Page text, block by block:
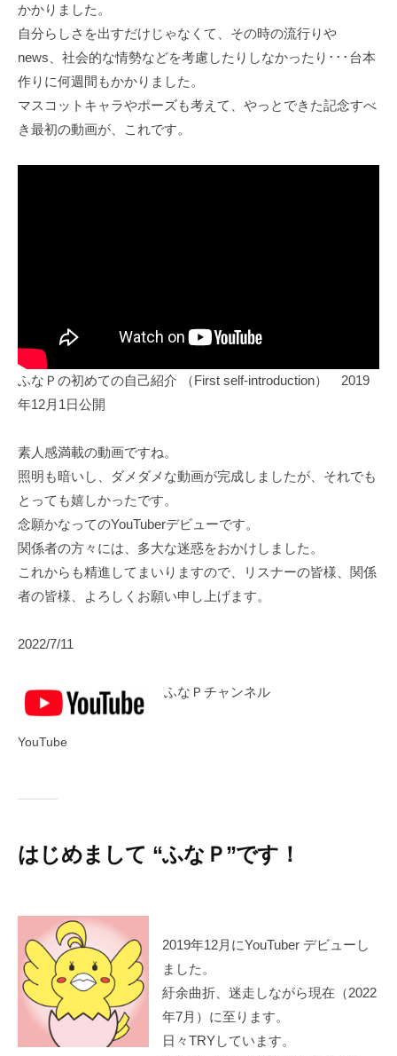
かかりました。
自分らしさを出すだけじゃなくて、その時の流行りや
news、社会的な情勢などを考慮したりしなかったり･･･台本
作りに何週間もかかりました。
マスコットキャラやポーズも考えて、やっとできた記念すべ
き最初の動画が、これです。
ふなＰの初めての自己紹介 （First self-introduction） 2019
年12月1日公開
素人感満載の動画ですね。
照明も暗いし、ダメダメな動画が完成しましたが、それでも
とっても嬉しかったです。
念願かなってのYouTuberデビューです。
関係者の方々には、多大な迷惑をおかけしました。
これからも精進してまいりますので、リスナーの皆様、関係
者の皆様、よろしくお願い申し上げます。
2022/7/11
YouTube
ふなＰチャンネル
はじめまして “ふなＰ”です！
2019年12月にYouTuber デビューし
ました。
紆余曲折、迷走しながら現在（2022
年7月）に至ります。
日々TRYしています。